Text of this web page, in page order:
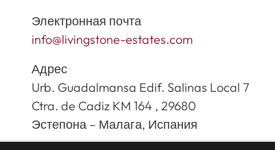
Электронная почта
info@livingstone-estates.com
Адрес
Urb. Guadalmansa Edif. Salinas Local 7
Ctra. de Cadiz KM 164 , 29680
Эстепона – Малага, Испания